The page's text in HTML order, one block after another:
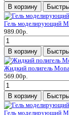
В корзину
Гель моделирующий
989.00р.
В корзину
Жидкий полигель
569.00р.
В корзину
Гель моделирующий